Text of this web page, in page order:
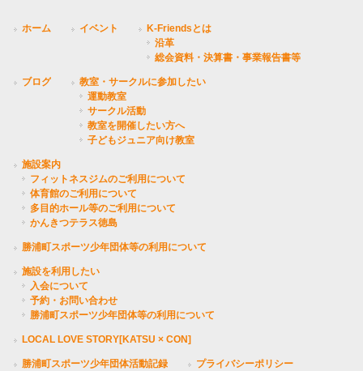
ホーム イベント
K-Friendsとは
沿革
総会資料・決算書・事業報告書等
ブログ
教室・サークルに参加したい
運動教室
サークル活動
教室を開催したい方へ
子どもジュニア向け教室
施設案内
フィットネスジムのご利用について
体育館のご利用について
多目的ホール等のご利用について
かんきつテラス徳島
勝浦町スポーツ少年団体等の利用について
施設を利用したい
入会について
予約・お問い合わせ
勝浦町スポーツ少年団体等の利用について
LOCAL LOVE STORY[KATSU × CON]
勝浦町スポーツ少年団体活動記録 プライバシーポリシー